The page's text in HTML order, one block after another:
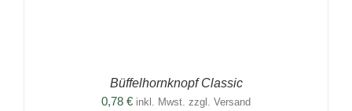
Büffelhornknopf Classic
0,78 € inkl. Mwst. zzgl. Versand